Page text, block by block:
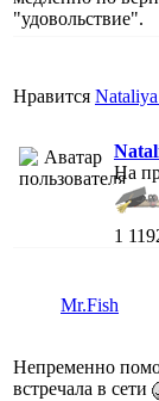
"удовольствие".
Нравится
На
1
Mr.Fish
Непременно
встречала в сети